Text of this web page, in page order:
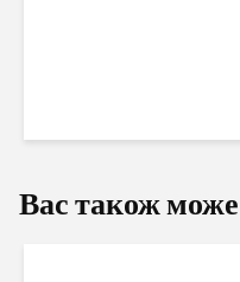
Вас також може